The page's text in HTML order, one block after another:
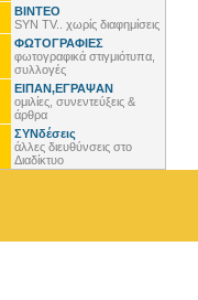
ΒΙΝΤΕΟ
SYN TV.. χωρίς διαφημίσεις
ΦΩΤΟΓΡΑΦΙΕΣ
φωτογραφικά στιγμιότυπα,
συλλογές
ΕΙΠΑΝ,ΕΓΡΑΨΑΝ
ομιλίες, συνεντεύξεις &
άρθρα
ΣΥΝδέσεις
άλλες διευθύνσεις στο
Διαδίκτυο